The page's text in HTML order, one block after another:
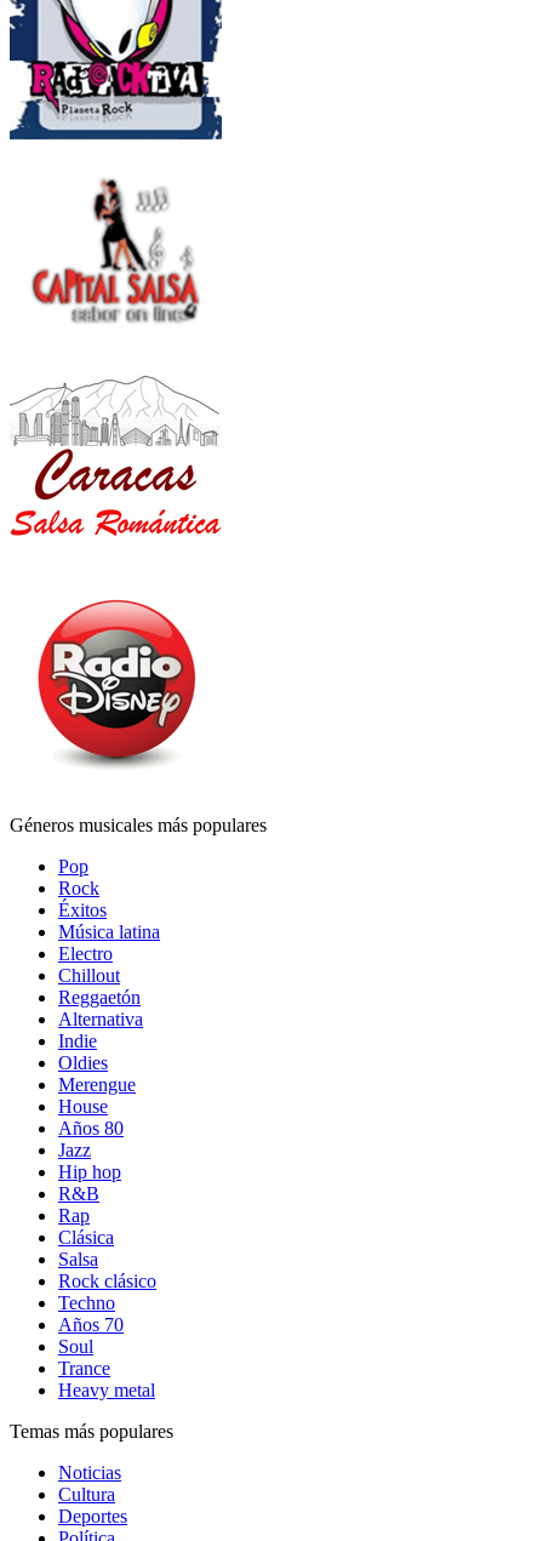
Géneros musicales más populares
Pop
Rock
Éxitos
Música latina
Electro
Chillout
Reggaetón
Alternativa
Indie
Oldies
Merengue
House
Años 80
Jazz
Hip hop
R&B
Rap
Clásica
Salsa
Rock clásico
Techno
Años 70
Soul
Trance
Heavy metal
Temas más populares
Noticias
Cultura
Deportes